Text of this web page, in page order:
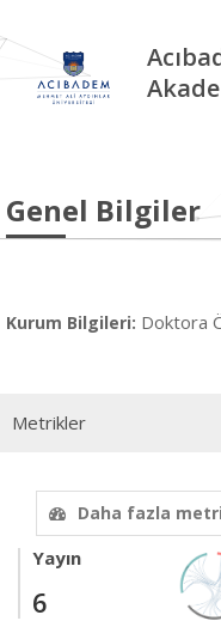
Genel Bilgiler
Kurum Bilgileri: Doktora
Metrikler
Daha fazla
Yayın
6